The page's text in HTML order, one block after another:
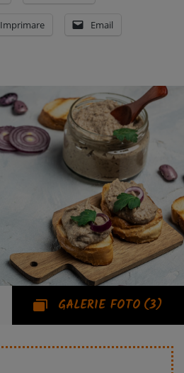
Imprimare Email
GALERIE FOTO (3)